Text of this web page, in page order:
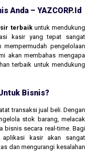
Anda – YAZCORP.id
terbaikuntuk mendukung
kasir yang tepat sangat
pengelolaan
akan membahas mengapa
terbaik untuk mendukung
Bisnis?
transaksi jual beli. Dengan
stok barang, melacak
bisnis secara real-time. Bagi
aplikasi kasir akan sangat
dan mengurangi kesalahan